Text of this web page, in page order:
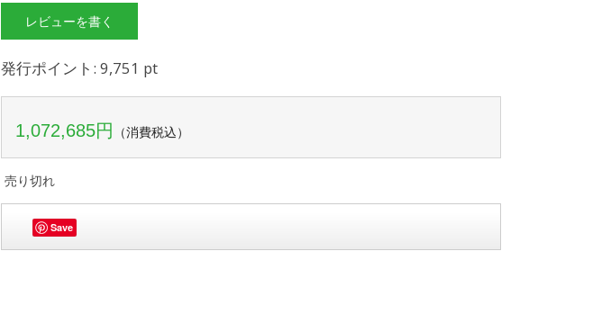
レビューを書く
発行ポイント: 9,751 pt
1,072,685円 （消費税込）
売り切れ
Save